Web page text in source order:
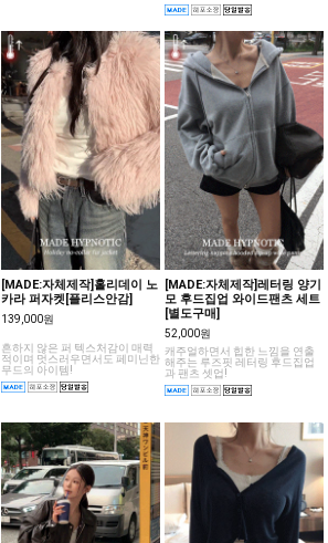
[MADE:자체제작]홀리데이 노
카라 퍼자켓[플리스안감]
139,000원
흔하지 않은 퍼 텍스처감이 매력
적이며 멋스러우면서도 페미닌한
무드의 아이템!
[MADE:자체제작]레터링 양기
모 후드집업 와이드팬츠 세트
[별도구매]
52,000원
캐주얼하면서 힙한 느낌을 연출
해주는 루즈핏 레터링 후드집업
과 팬츠 셋업!